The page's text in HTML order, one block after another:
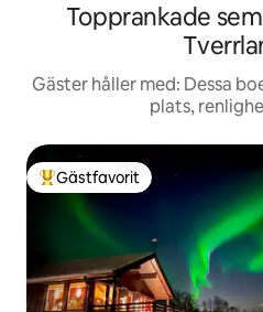
Topprankade
Gäster håller med: Dessa
plats,
Populär gästfavorit
Gästfavorit